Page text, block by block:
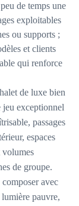
de temps une
exploitables
ou supports ;
et clients
qui renforce
de luxe bien
exceptionnel
passages
espaces
volumes
de groupe.
avec
pauvre,